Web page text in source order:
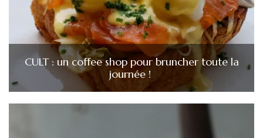
CULT : un coffee shop pour bruncher toute la
journée !